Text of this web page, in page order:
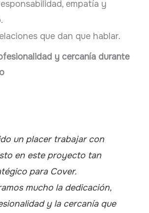
empatía y
que dan que hablar.
y cercanía durante
un placer trabajar con
en este proyecto tan
para Cover.
mucho la dedicación,
y la cercanía que